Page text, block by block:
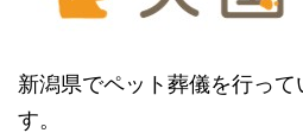
新潟県でペット葬儀を行っ
す。